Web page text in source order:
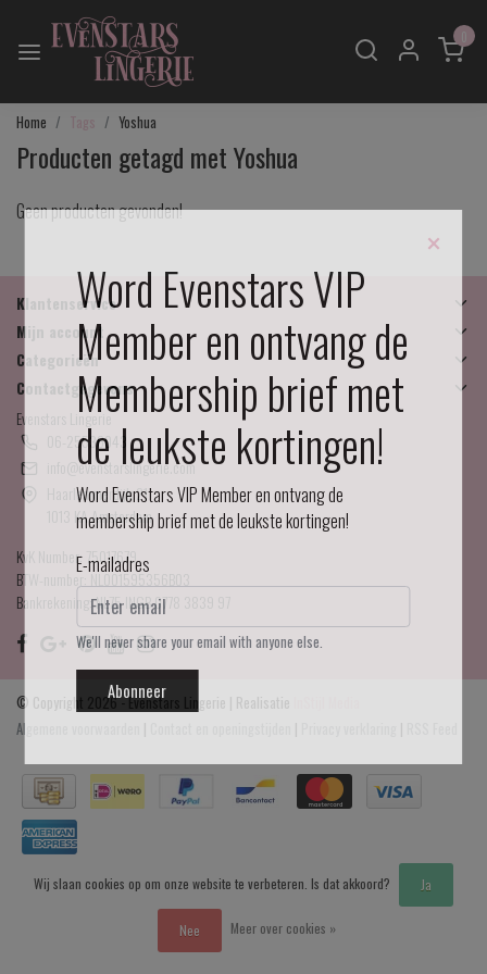
0
Home Tags Yoshua
Producten getagd met Yoshua
Geen producten gevonden!
Klantenservice
Mijn account
Categorieën
Contactgegevens
Evenstars Lingerie
06-25536043
info@evenstarslingerie.com
Haarlemmerdijk 21
1013 KA Amsterdam
KvK Number: 75017679
BTW-number: NL001595356B03
Bankrekening: NL75 INGB 0778 3839 97
© Copyright 2026 - Evenstars Lingerie | Realisatie
Algemene voorwaarden
| | |
×
Word Evenstars VIP
Member en ontvang de
Membership brief met
de leukste kortingen!
Word Evenstars VIP Member en ontvang de
membership brief met de leukste kortingen!
E-mailadres
We'll never share your email with anyone else.
Abonneer
Wij slaan cookies op om onze website te verbeteren. Is dat akkoord? Ja
Nee Meer over cookies »